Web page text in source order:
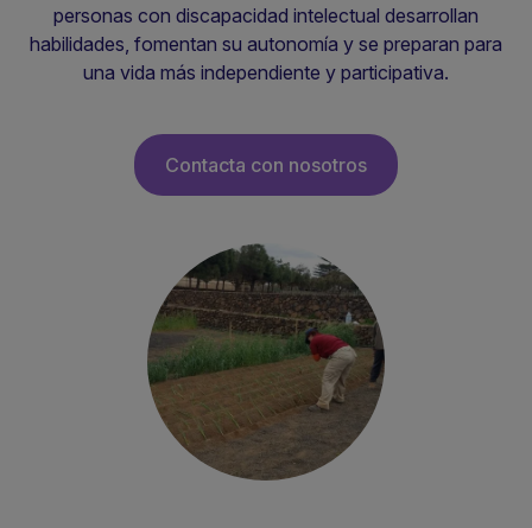
personas con discapacidad intelectual desarrollan
habilidades, fomentan su autonomía y se preparan para
una vida más independiente y participativa.
Contacta con nosotros